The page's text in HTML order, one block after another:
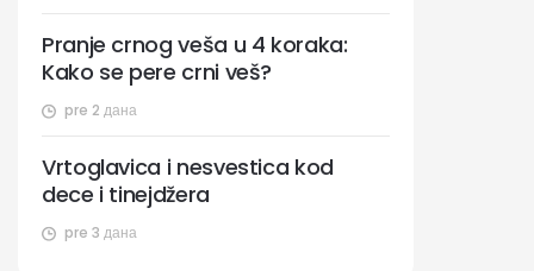
pre 2 дана
Pranje crnog veša u 4 koraka:
Kako se pere crni veš?
pre 3 дана
Vrtoglavica i nesvestica kod
dece i tinejdžera